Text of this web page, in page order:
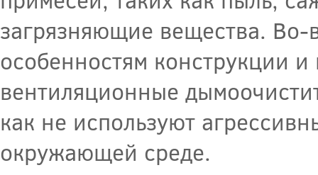
загрязняющие вещества.
особенностям конструкции
вентиляционные
как не используют
окружающей среде.